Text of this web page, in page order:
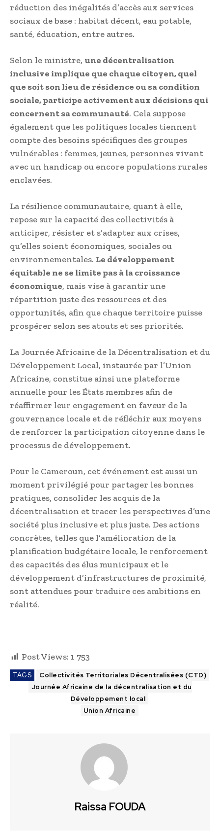
réduction des inégalités d’accès aux services
sociaux de base : habitat décent, eau potable,
santé, éducation, entre autres.
Selon le ministre, une décentralisation
inclusive implique que chaque citoyen, quel
que soit son lieu de résidence ou sa condition
sociale, participe activement aux décisions qui
concernent sa communauté. Cela suppose
également que les politiques locales tiennent
compte des besoins spécifiques des groupes
vulnérables : femmes, jeunes, personnes vivant
avec un handicap ou encore populations rurales
enclavées.
La résilience communautaire, quant à elle,
repose sur la capacité des collectivités à
anticiper, résister et s’adapter aux crises,
qu’elles soient économiques, sociales ou
environnementales. Le développement
équitable ne se limite pas à la croissance
économique, mais vise à garantir une
répartition juste des ressources et des
opportunités, afin que chaque territoire puisse
prospérer selon ses atouts et ses priorités.
La Journée Africaine de la Décentralisation et du
Développement Local, instaurée par l’Union
Africaine, constitue ainsi une plateforme
annuelle pour les États membres afin de
réaffirmer leur engagement en faveur de la
gouvernance locale et de réfléchir aux moyens
de renforcer la participation citoyenne dans le
processus de développement.
Pour le Cameroun, cet événement est aussi un
moment privilégié pour partager les bonnes
pratiques, consolider les acquis de la
décentralisation et tracer les perspectives d’une
société plus inclusive et plus juste. Des actions
concrètes, telles que l’amélioration de la
planification budgétaire locale, le renforcement
des capacités des élus municipaux et le
développement d’infrastructures de proximité,
sont attendues pour traduire ces ambitions en
réalité.
Post Views: 1 753
TAGS
Collectivités Territoriales Décentralisées (CTD)
Journée Africaine de la décentralisation et du
Développement local
Union Africaine
Raissa FOUDA